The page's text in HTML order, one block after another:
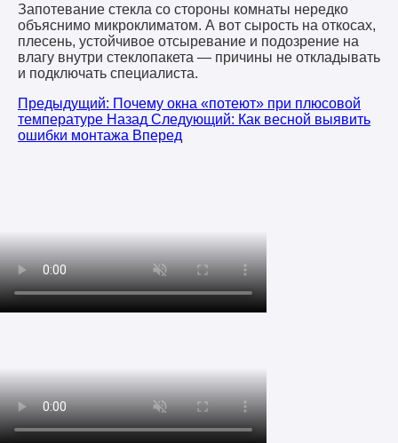
Запотевание стекла со стороны комнаты нередко
объяснимо микроклиматом. А вот сырость на откосах,
плесень, устойчивое отсыревание и подозрение на
влагу внутри стеклопакета — причины не откладывать
и подключать специалиста.
Предыдущий: Почему окна «потеют» при плюсовой
температуре Назад Следующий: Как весной выявить
ошибки монтажа Вперед